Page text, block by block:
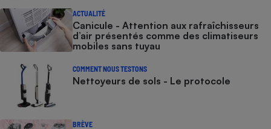
ACTUALITÉ
Canicule - Attention aux rafraîchisseurs
d’air présentés comme des climatiseurs
mobiles sans tuyau
COMMENT NOUS TESTONS
Nettoyeurs de sols - Le protocole
BRÈVE